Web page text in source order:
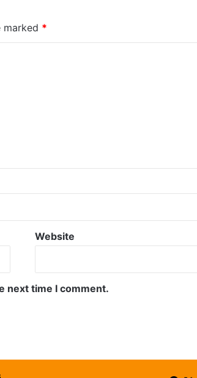
marked *
Website
next time I comment.